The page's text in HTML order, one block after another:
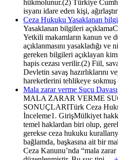
hükmolunur.(2) Türkiye
isyanı idare eden kişi,
Ceza Hukuku Yasaklanan
Yasaklanan bilgileri
Yetkili makamların kanun ve
açıklanmasını yasakladığı ve
gereken bilgileri açıklayan
hapis cezası verilir.(2) Fiil,
Devletin savaş hazırlıklarını
hareketlerini tehlikeye sokmuş
Mala zarar verme Suçu Davası
MALA ZARAR VERME
SONUÇLARITürk Ceza
İnceleme1. GirişMülkiyet
temel haklardan biri olup,
gerekse ceza hukuku
bağlamda, başkasına ait bir
Ceza Kanunu’nda “mala